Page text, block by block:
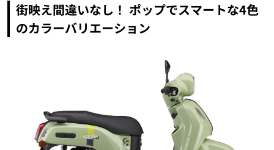
街映え間違いなし！ ポップでスマートな4色
のカラーバリエーション